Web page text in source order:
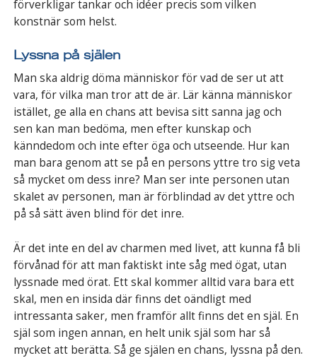
förverkligar tankar och idéer precis som vilken
konstnär som helst.
Lyssna på själen
Man ska aldrig döma människor för vad de ser ut att
vara, för vilka man tror att de är. Lär känna människor
istället, ge alla en chans att bevisa sitt sanna jag och
sen kan man bedöma, men efter kunskap och
känndedom och inte efter öga och utseende. Hur kan
man bara genom att se på en persons yttre tro sig veta
så mycket om dess inre? Man ser inte personen utan
skalet av personen, man är förblindad av det yttre och
på så sätt även blind för det inre.
Är det inte en del av charmen med livet, att kunna få bli
förvånad för att man faktiskt inte såg med ögat, utan
lyssnade med örat. Ett skal kommer alltid vara bara ett
skal, men en insida där finns det oändligt med
intressanta saker, men framför allt finns det en själ. En
själ som ingen annan, en helt unik själ som har så
mycket att berätta. Så ge själen en chans, lyssna på den.